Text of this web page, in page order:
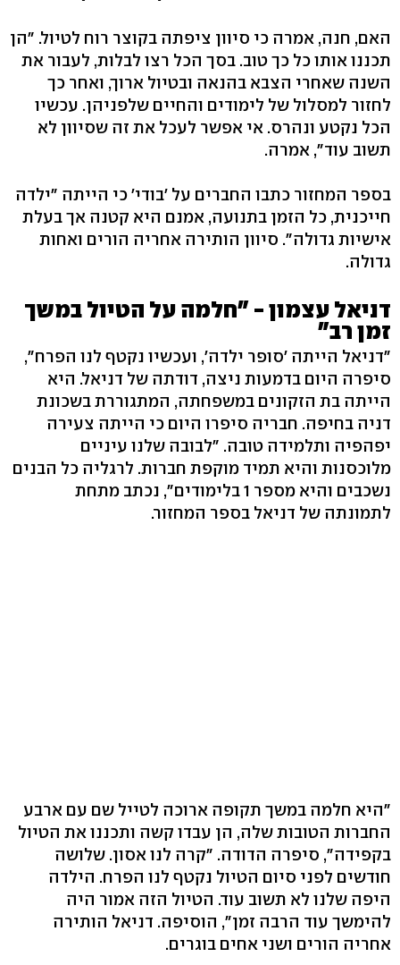
האם, חנה, אמרה כי סיוון ציפתה בקוצר רוח לטיול. "הן
תכננו אותו כל כך טוב. בסך הכל רצו לבלות, לעבור את
השנה שאחרי הצבא בהנאה ובטיול ארוך, ואחר כך
לחזור למסלול של לימודים והחיים שלפניהן. עכשיו
הכל נקטע ונהרס. אי אפשר לעכל את זה שסיוון לא
תשוב עוד", אמרה.
בספר המחזור כתבו החברים על 'בודי' כי הייתה "ילדה
חייכנית, כל הזמן בתנועה, אמנם היא קטנה אך בעלת
אישיות גדולה". סיוון הותירה אחריה הורים ואחות
גדולה.
דניאל עצמון - "חלמה על הטיול במשך
זמן רב"
"דניאל הייתה 'סופר ילדה', ועכשיו נקטף לנו הפרח",
סיפרה היום בדמעות ניצה, דודתה של דניאל. היא
הייתה בת הזקונים במשפחתה, המתגוררת בשכונת
דניה בחיפה. חבריה סיפרו היום כי הייתה צעירה
יפהפיה ותלמידה טובה. "לבובה שלנו עיניים
מלוכסנות והיא תמיד מוקפת חברות. לרגליה כל הבנים
נשכבים והיא מספר 1 בלימודים", נכתב מתחת
לתמונתה של דניאל בספר המחזור.
"היא חלמה במשך תקופה ארוכה לטייל שם עם ארבע
החברות הטובות שלה, הן עבדו קשה ותכננו את הטיול
בקפידה", סיפרה הדודה. "קרה לנו אסון. שלושה
חודשים לפני סיום הטיול נקטף לנו הפרח. הילדה
היפה שלנו לא תשוב עוד. הטיול הזה אמור היה
להימשך עוד הרבה זמן", הוסיפה. דניאל הותירה
אחריה הורים ושני אחים בוגרים.